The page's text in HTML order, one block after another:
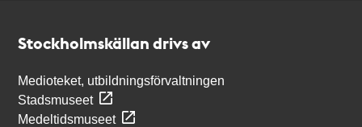
Stockholmskällan drivs av
Medioteket, utbildningsförvaltningen
Stadsmuseet
Medeltidsmuseet